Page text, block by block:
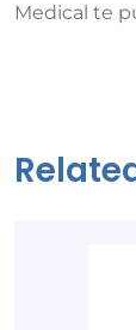
Medical te